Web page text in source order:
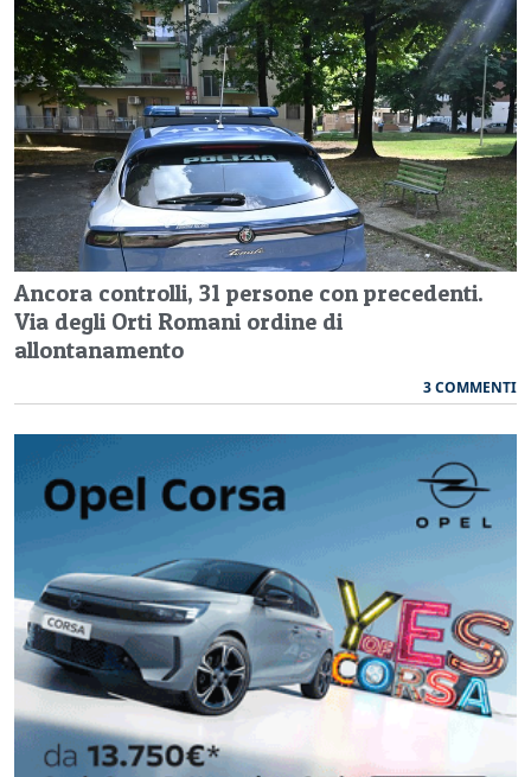
Ancora controlli, 31 persone con precedenti.
Via degli Orti Romani ordine di
allontanamento
3 COMMENTI